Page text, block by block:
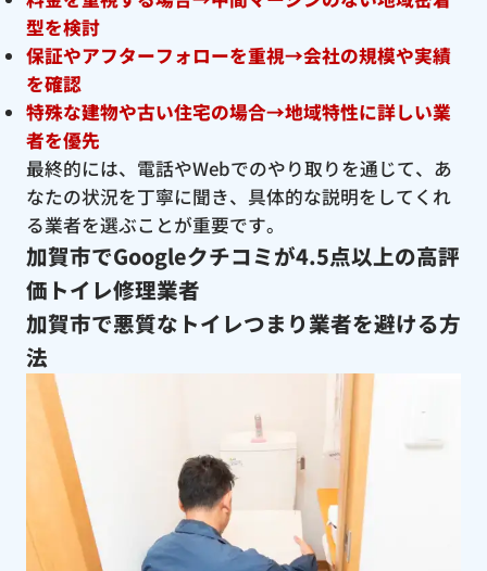
型を検討
保証やアフターフォローを重視→会社の規模や実績
を確認
特殊な建物や古い住宅の場合→地域特性に詳しい業
者を優先
最終的には、電話やWebでのやり取りを通じて、あ
なたの状況を丁寧に聞き、具体的な説明をしてくれ
る業者を選ぶことが重要です。
加賀市でGoogleクチコミが4.5点以上の高評
価トイレ修理業者
加賀市で悪質なトイレつまり業者を避ける方
法